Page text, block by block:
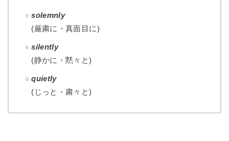
solemnly
(厳粛に・真面目に)
silently
(静かに・黙々と)
quietly
(じっと・粛々と)